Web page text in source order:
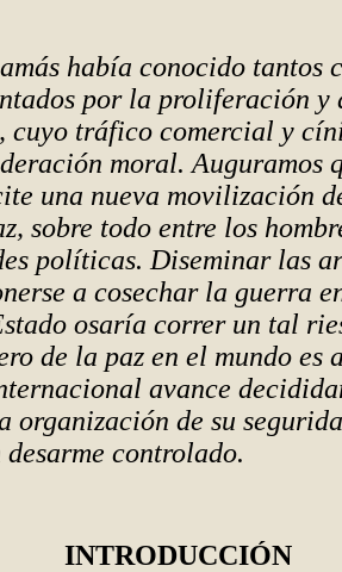
había conocido tantos
por la proliferación y
cuyo tráfico comercial y
moral. Auguramos
una nueva movilización
sobre todo entre los
políticas. Diseminar las
a cosechar la guerra
osaría correr un tal
de la paz en el mundo es
avance
organización de su
desarme controlado.
INTRODUCCIÓN